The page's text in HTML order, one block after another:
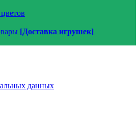
[Доставка игрушек]
данных